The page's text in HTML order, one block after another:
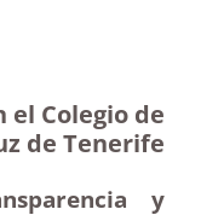
el Colegio de
de Tenerife
y